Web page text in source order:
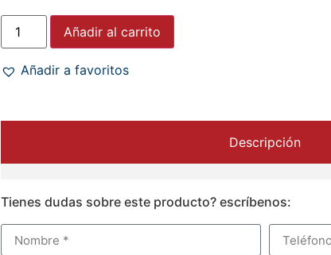
Añadir al carrito
Añadir a favoritos
Descripción
Tienes dudas sobre este producto? escríbenos: